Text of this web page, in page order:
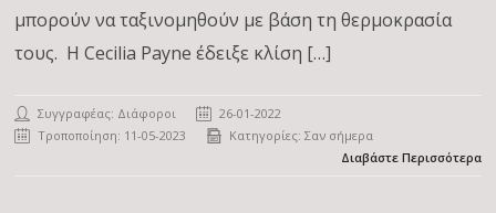
μπορούν να ταξινομηθούν με βάση τη θερμοκρασία
τους. H Cecilia Payne έδειξε κλίση […]
Συγγραφέας: Διάφοροι
26-01-2022
Τροποποίηση: 11-05-2023
Κατηγορίες:Σαν σήμερα
Διαβάστε Περισσότερα